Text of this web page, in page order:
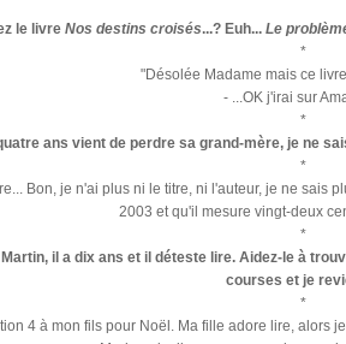
le livre Nos destins croisés...? Euh... Le
*
"Désolée Madame mais ce
- ...OK j'irai sur
*
ans vient de perdre sa grand-mère, je ne
*
Bon, je n'ai plus ni le titre, ni l'auteur, je ne sais
2003 et qu'il mesure vingt-deux
*
il a dix ans et il déteste lire. Aidez-le à
courses et je
*
4 à mon fils pour Noël. Ma fille adore lire, alors